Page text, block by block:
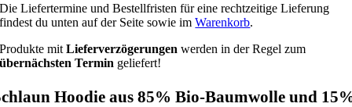
Die Liefertermine und Bestellfristen für eine rechtzeitige Lieferung
findest du unten auf der Seite sowie imWarenkorb.
Produkte mitLieferverzögerungen werden in der Regel zum
übernächsten Termin geliefert!
Hoodie aus 85% Bio-Baumwolle und